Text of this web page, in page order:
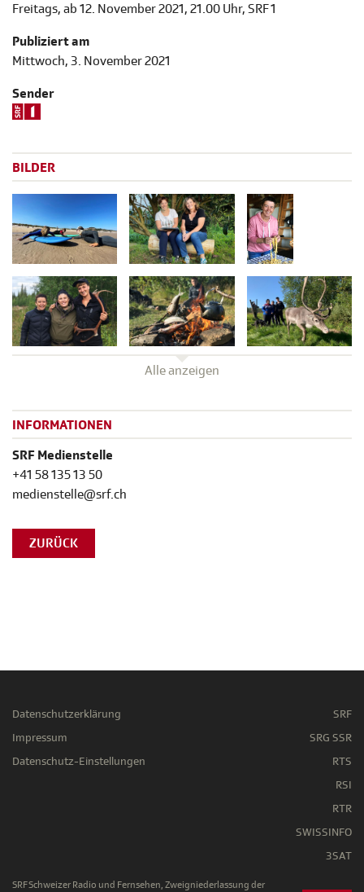
Freitags, ab 12. November 2021, 21.00 Uhr, SRF 1
Publiziert am
Mittwoch, 3. November 2021
Sender
BILDER
Alle anzeigen
INFORMATIONEN
SRF Medienstelle
+41 58 135 13 50
medienstelle@srf.ch
ZURÜCK
Datenschutzerklärung
Impressum
Datenschutz-Einstellungen
SRF
SRG SSR
RTS
RSI
RTR
SWISSINFO
3SAT
SRF Schweizer Radio und Fernsehen, Zweigniederlassung der